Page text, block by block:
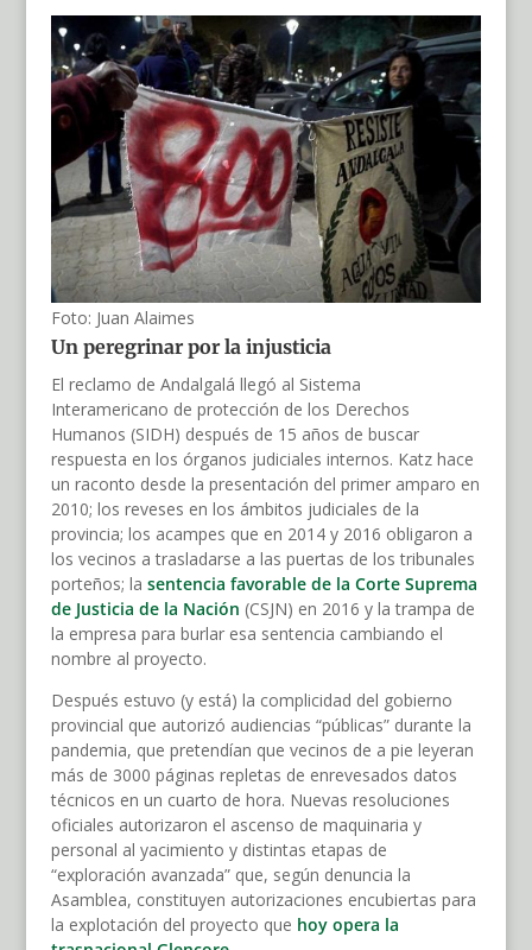
Foto: Juan Alaimes
Un peregrinar por la injusticia
El reclamo de Andalgalá llegó al Sistema
Interamericano de protección de los Derechos
Humanos (SIDH) después de 15 años de buscar
respuesta en los órganos judiciales internos. Katz hace
un raconto desde la presentación del primer amparo en
2010; los reveses en los ámbitos judiciales de la
provincia; los acampes que en 2014 y 2016 obligaron a
los vecinos a trasladarse a las puertas de los tribunales
porteños; la sentencia favorable de la Corte Suprema
de Justicia de la Nación (CSJN) en 2016 y la trampa de
la empresa para burlar esa sentencia cambiando el
nombre al proyecto.
Después estuvo (y está) la complicidad del gobierno
provincial que autorizó audiencias “públicas” durante la
pandemia, que pretendían que vecinos de a pie leyeran
más de 3000 páginas repletas de enrevesados datos
técnicos en un cuarto de hora. Nuevas resoluciones
oficiales autorizaron el ascenso de maquinaria y
personal al yacimiento y distintas etapas de
“exploración avanzada” que, según denuncia la
Asamblea, constituyen autorizaciones encubiertas para
la explotación del proyecto que hoy opera la